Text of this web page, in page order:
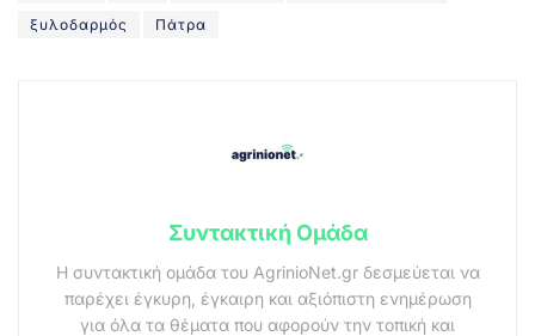
ξυλοδαρμός Πάτρα
Συντακτική Ομάδα
Η συντακτική ομάδα του AgrinioNet.gr δεσμεύεται να
παρέχει έγκυρη, έγκαιρη και αξιόπιστη ενημέρωση
για όλα τα θέματα που αφορούν την τοπική και